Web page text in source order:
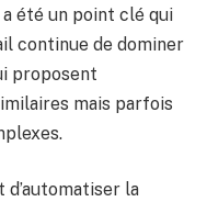
été un point clé qui
continue de dominer
proposent
mais parfois
la